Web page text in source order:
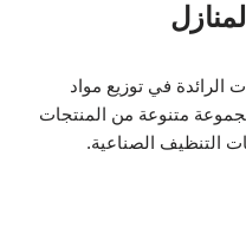
الرائدة في توزيع مواد
متنوعة من المنتجات
التنظيف الصناعية.